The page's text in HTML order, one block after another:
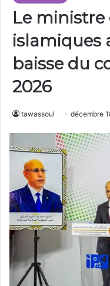
Le ministre
islamiques
baisse du
2026
tawassoul décembre